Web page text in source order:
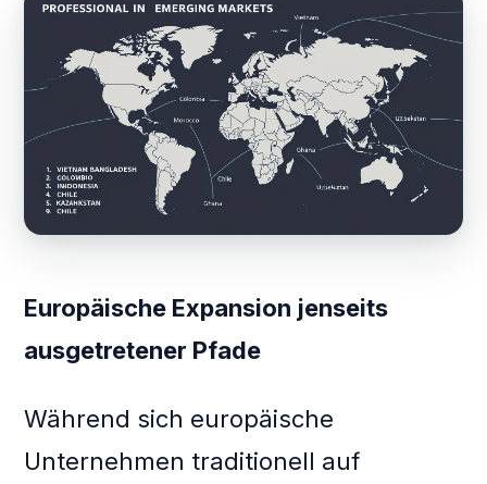
Europäische Expansion jenseits
ausgetretener Pfade
Während sich europäische
Unternehmen traditionell auf